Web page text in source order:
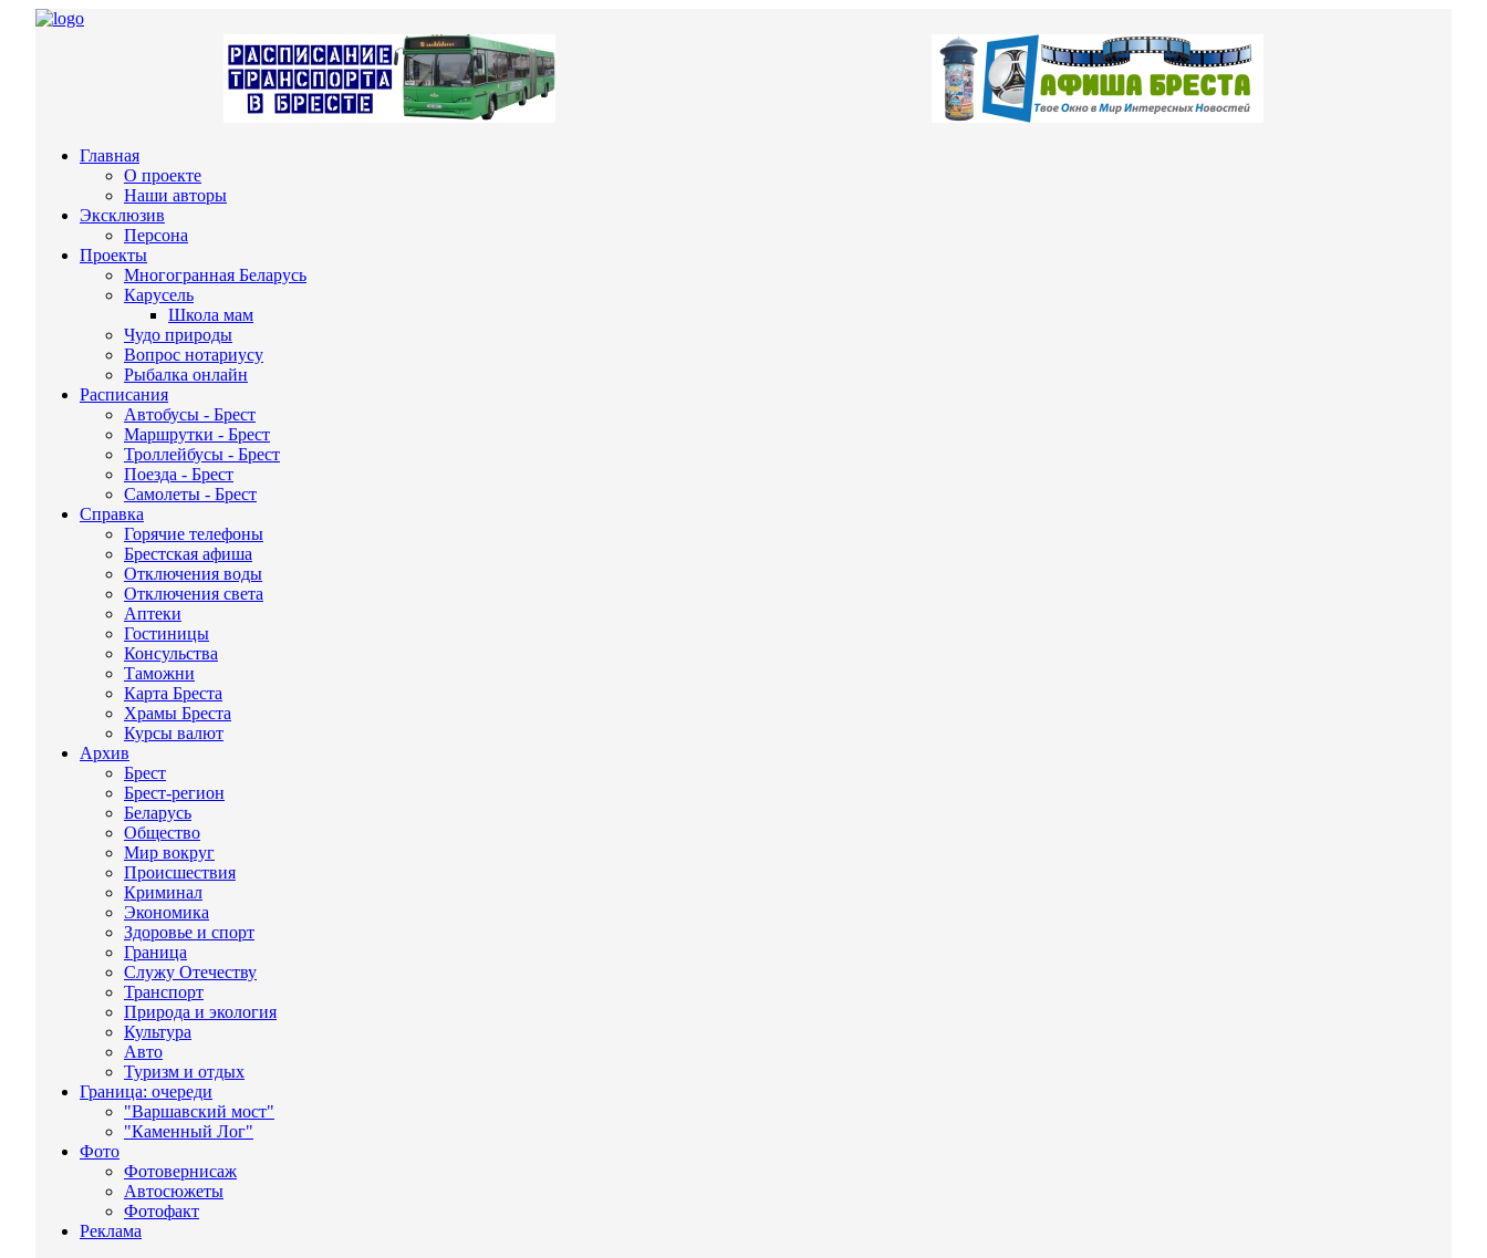
Главная
О проекте
Наши авторы
Эксклюзив
Персона
Проекты
Многогранная Беларусь
Карусель
Школа мам
Чудо природы
Вопрос нотариусу
Рыбалка онлайн
Расписания
Автобусы - Брест
Маршрутки - Брест
Троллейбусы - Брест
Поезда - Брест
Самолеты - Брест
Справка
Горячие телефоны
Брестская афиша
Отключения воды
Отключения света
Аптеки
Гостиницы
Консульства
Таможни
Карта Бреста
Храмы Бреста
Курсы валют
Архив
Брест
Брест-регион
Беларусь
Общество
Мир вокруг
Происшествия
Криминал
Экономика
Здоровье и спорт
Граница
Служу Отечеству
Транспорт
Природа и экология
Культура
Авто
Туризм и отдых
Граница: очереди
"Варшавский мост"
"Каменный Лог"
Фото
Фотовернисаж
Автосюжеты
Фотофакт
Реклама